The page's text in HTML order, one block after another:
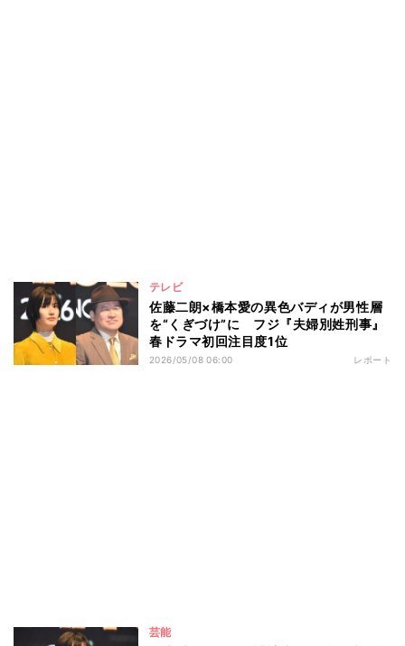
テレビ
佐藤二朗×橋本愛の異色バディが男性層
を“くぎづけ”に フジ『夫婦別姓刑事』
春ドラマ初回注目度1位
2026/05/08 06:00 レポート
芸能